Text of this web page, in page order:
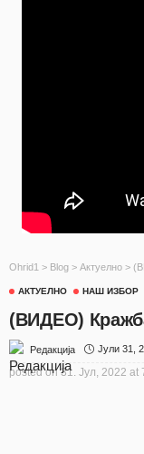
Ohrid1 > Blog > Актуелно >
АКТУЕЛНО НАШ ИЗБОР
(ВИДЕО)
Редакција Јули 31,
posted on 31. Јул, 2022 at